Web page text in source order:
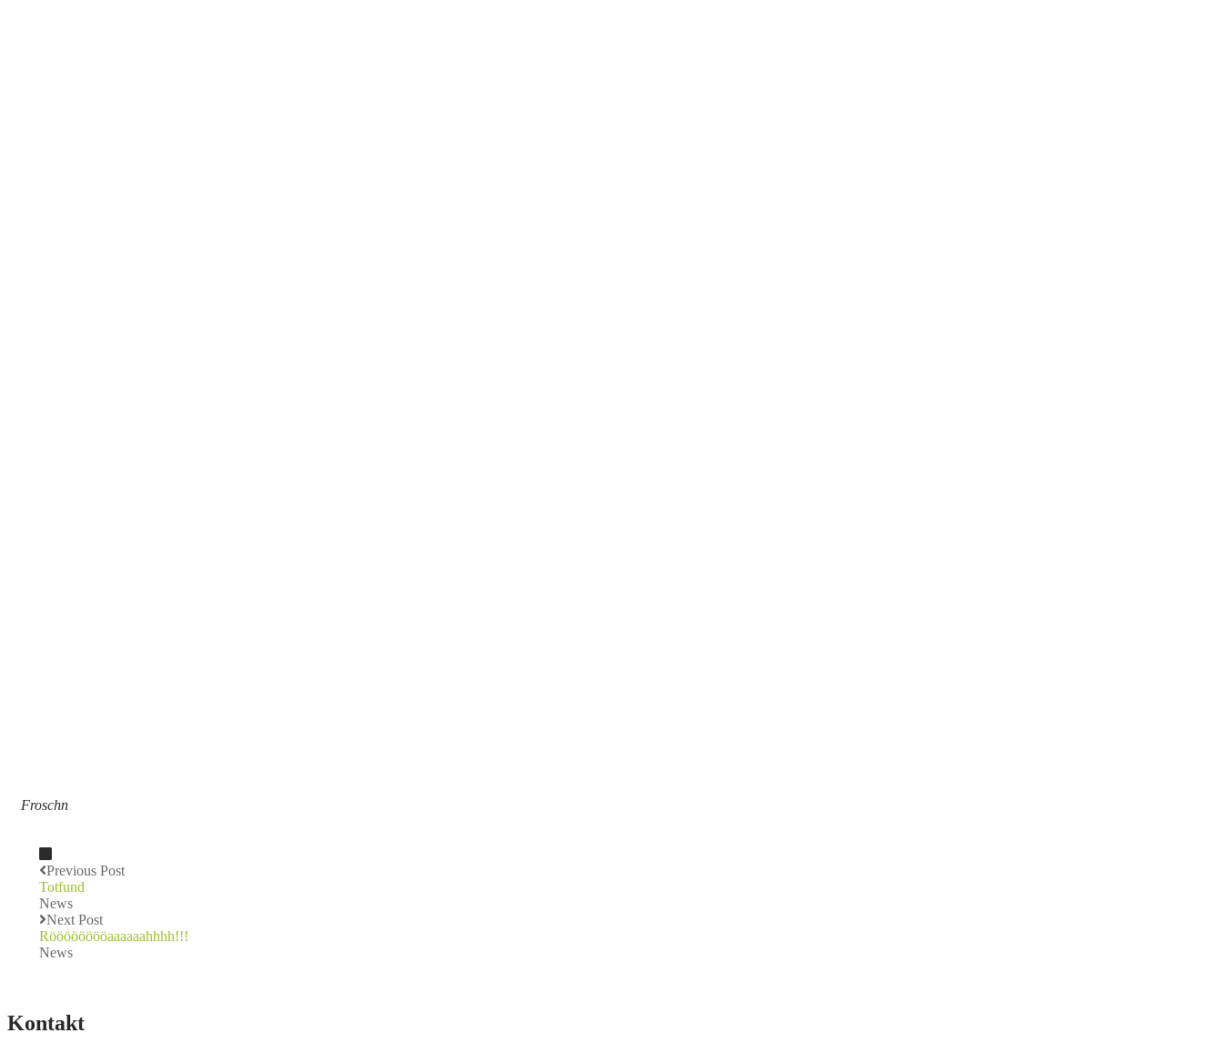
Froschn
Previous Post
Totfund
News
Next Post
Rööööööööaaaaaahhhh!!!
News
Kontakt